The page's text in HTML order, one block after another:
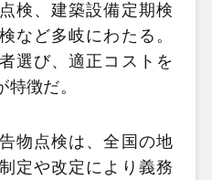
検、建築設備定期検
など多岐にわたる。
選び、適正コストを
徴だ。
物点検は、全国の地
定や改定により義務